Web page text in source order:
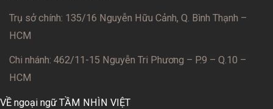
Trụ sở chính: 135/16 Nguyễn Hữu Cảnh, Q. Bình Thạnh –
HCM
Chi nhánh: 462/11-15 Nguyễn Tri Phương – P.9 – Q.10 –
HCM
VỀ ngoại ngữ TẦM NHÌN VIỆT